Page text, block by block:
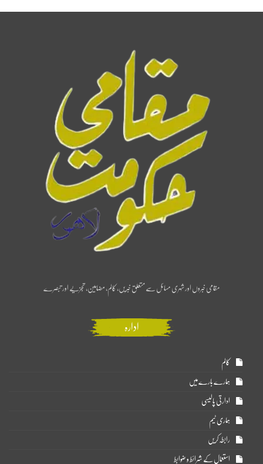
مقامی خبروں اور شہری مسائل سے متعلق خبریں، کالم، مضامین، تجزیے اور تبصرے
ادارہ
کالم
ہمارے بارے میں
ادارتی پالیسی
ہماری ٹیم
رابطہ کریں
استعمال کے شرائط و ضوابط